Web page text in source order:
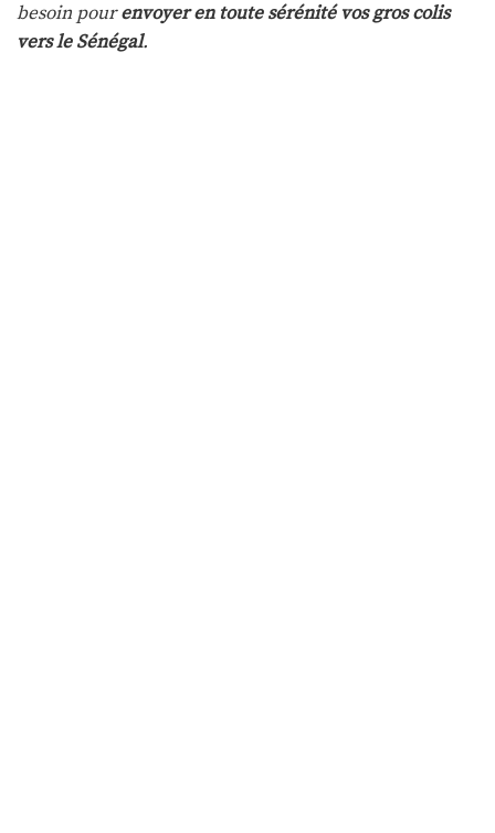
besoin pourenvoyer en toute sérénité vos gros colis
vers le Sénégal.